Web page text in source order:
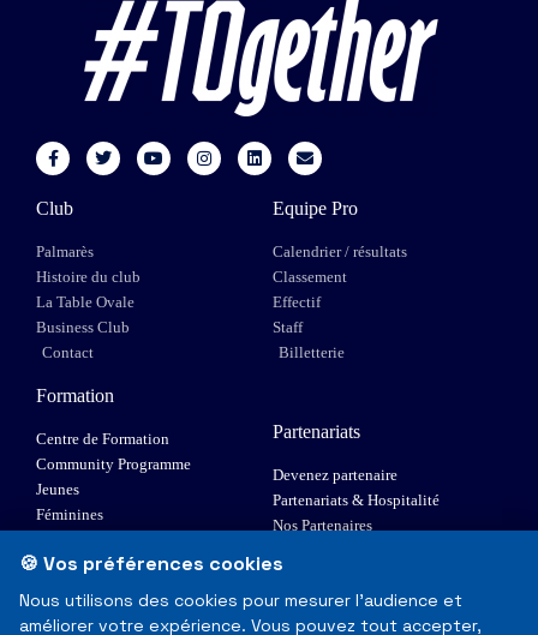
Club
Palmarès
Histoire du club
La Table Ovale
Business Club
Contact
Equipe Pro
Calendrier / résultats
Classement
Effectif
Staff
Billetterie
Formation
Centre de Formation
Community Programme
Jeunes
Féminines
Elite 1
Partenariats
Devenez partenaire
Partenariats & Hospitalité
Nos Partenaires
🍪 Vos préférences cookies
Nous utilisons des cookies pour mesurer l'audience et
améliorer votre expérience. Vous pouvez tout accepter,